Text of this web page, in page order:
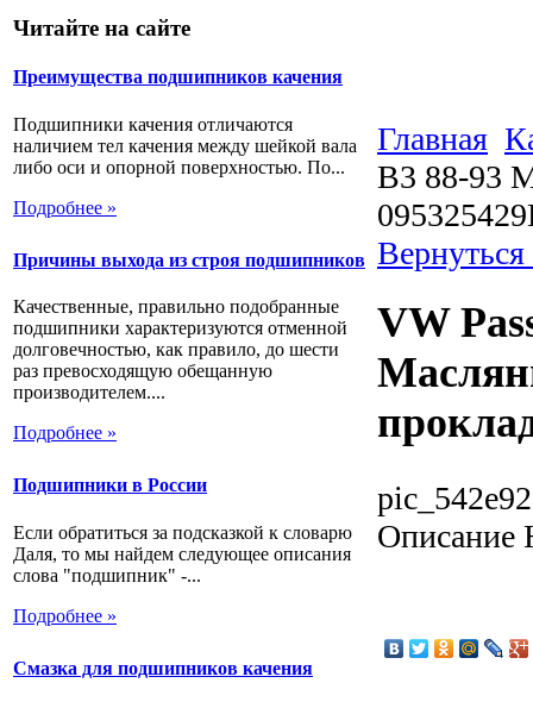
Читайте на сайте
Преимущества подшипников качения
Подшипники качения отличаются
наличием тел качения между шейкой вала
либо оси и опорной поверхностью. По...
Подробнее »
Причины выхода из строя подшипников
Качественные, правильно подобранные
подшипники характеризуются отменной
долговечностью, как правило, до шести
раз превосходящую обещанную
производителем....
Подробнее »
Подшипники в России
Если обратиться за подсказкой к словарю
Даля, то мы найдем следующее описания
слова "подшипник" -...
Подробнее »
Смазка для подшипников качения
Главная
В3 88-93
VW
Описание